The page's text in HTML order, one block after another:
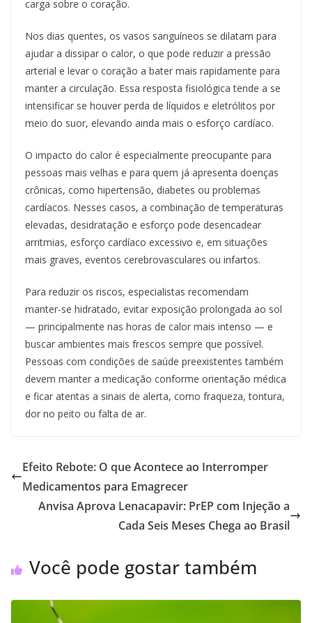
carga sobre o coração.
Nos dias quentes, os vasos sanguíneos se dilatam para
ajudar a dissipar o calor, o que pode reduzir a pressão
arterial e levar o coração a bater mais rapidamente para
manter a circulação. Essa resposta fisiológica tende a se
intensificar se houver perda de líquidos e eletrólitos por
meio do suor, elevando ainda mais o esforço cardíaco.
O impacto do calor é especialmente preocupante para
pessoas mais velhas e para quem já apresenta doenças
crônicas, como hipertensão, diabetes ou problemas
cardíacos. Nesses casos, a combinação de temperaturas
elevadas, desidratação e esforço pode desencadear
arritmias, esforço cardíaco excessivo e, em situações
mais graves, eventos cerebrovasculares ou infartos.
Para reduzir os riscos, especialistas recomendam
manter-se hidratado, evitar exposição prolongada ao sol
— principalmente nas horas de calor mais intenso — e
buscar ambientes mais frescos sempre que possível.
Pessoas com condições de saúde preexistentes também
devem manter a medicação conforme orientação médica
e ficar atentas a sinais de alerta, como fraqueza, tontura,
dor no peito ou falta de ar.
Efeito Rebote: O que Acontece ao Interromper
Medicamentos para Emagrecer
Anvisa Aprova Lenacapavir: PrEP com Injeção a
Cada Seis Meses Chega ao Brasil
Você pode gostar também